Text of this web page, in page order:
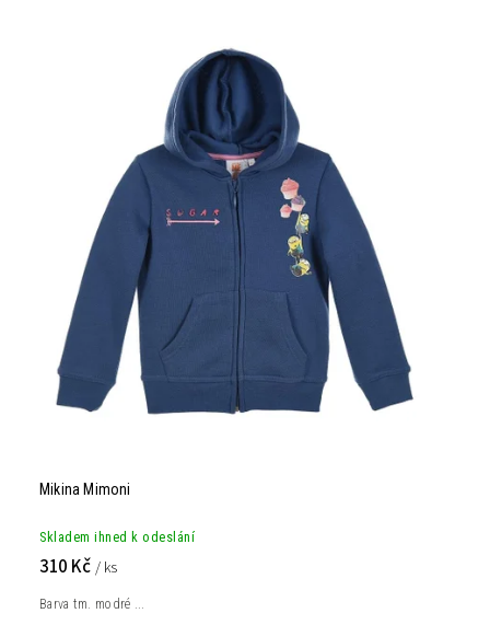
Nejprodávanější
Abecedně
Mikina Mimoni
Skladem ihned k odeslání
310 Kč / ks
Barva tm. modré ...